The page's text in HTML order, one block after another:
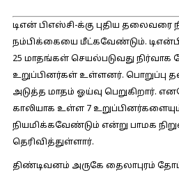
டிஎன் பிஎஸ்சி-க்கு புதிய தலைவரை
நம்பிக்கையை மீட்கவேண்டும்.
25 மாதங்கள் செயல்படுவது நிர்வாக
உறுப்பினர்கள் உள்ளனர். பொறுப்பு
அடுத்த மாதம் ஓய்வு பெறுகிறார்.
காலியாக உள்ள 7
நியமிக்கவேண்டும் என்று பாமக
தெரிவித்துள்ளார்.
திண்டிவனம் அருகே தைலாபுரம்